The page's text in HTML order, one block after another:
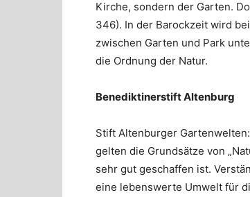
Kirche, sondern der Garten.
346). In der Barockzeit wird
zwischen Garten und Park
die Ordnung der Natur.
Benediktinerstift Altenburg
Stift Altenburger
gelten die Grundsätze von
sehr gut geschaffen ist.
eine lebenswerte Umwelt für